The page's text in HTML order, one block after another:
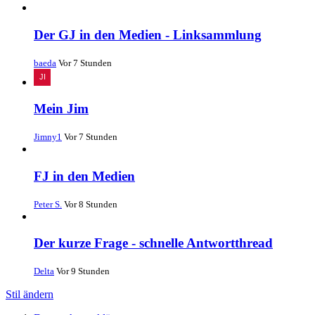
Der GJ in den Medien - Linksammlung
baeda Vor 7 Stunden
Mein Jim
Jimny1 Vor 7 Stunden
FJ in den Medien
Peter S. Vor 8 Stunden
Der kurze Frage - schnelle Antwortthread
Delta Vor 9 Stunden
Stil ändern